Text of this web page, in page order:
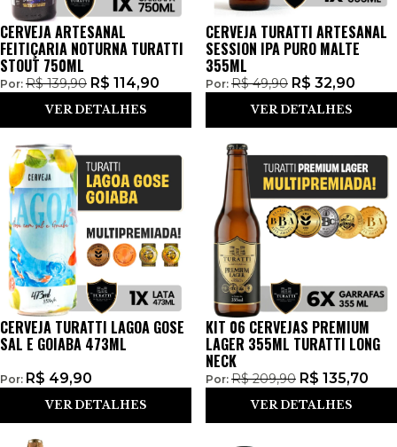
CERVEJA ARTESANAL
FEITIÇARIA NOTURNA TURATTI
STOUT 750ML
Por: R$139,90 R$ 114,90
VER DETALHES
CERVEJA TURATTI ARTESANAL
SESSION IPA PURO MALTE
355ML
Por: R$49,90 R$ 32,90
VER DETALHES
CERVEJA TURATTI LAGOA GOSE
SAL E GOIABA 473ML
Por: R$ 49,90
VER DETALHES
KIT 06 CERVEJAS PREMIUM
LAGER 355ML TURATTI LONG
NECK
Por: R$209,90 R$ 135,70
VER DETALHES